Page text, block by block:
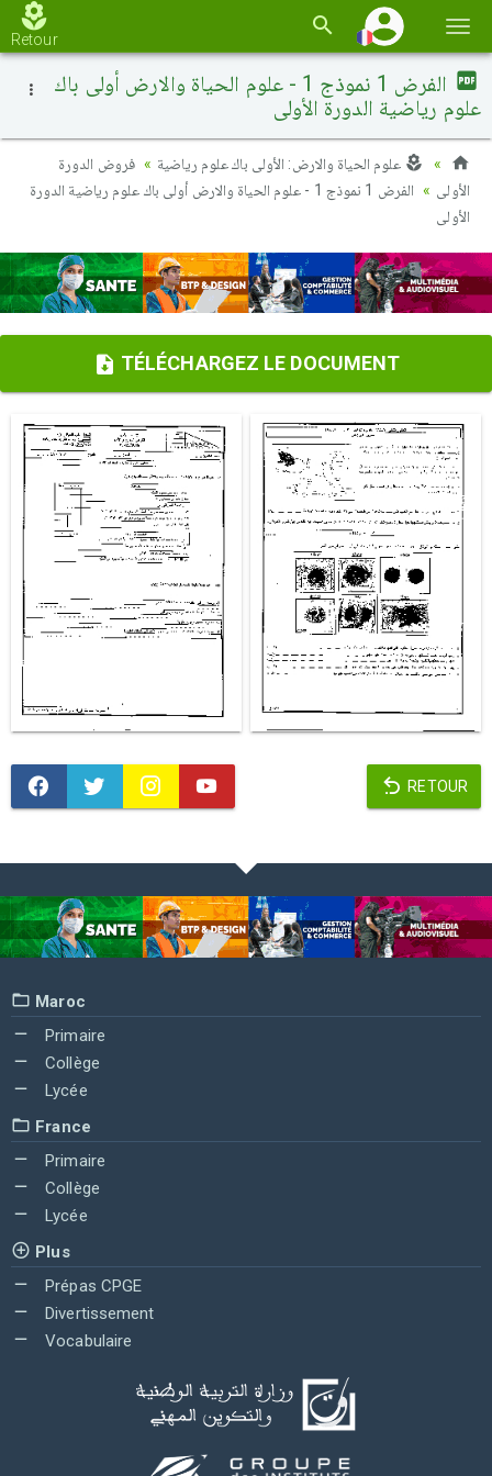
la
Retour
الفرض 1 نموذج 1 - علوم الحياة والارض أولى باك
علوم رياضية الدورة الأولى
علوم الحياة والارض: الأولى باك علوم رياضية
فروض الدورة
الأولى
الفرض 1 نموذج 1 - علوم الحياة والارض أولى باك علوم رياضية الدورة
الأولى
TÉLÉCHARGEZ LE DOCUMENT
RETOUR
Maroc
Primaire
Collège
Lycée
France
Primaire
Collège
Lycée
Plus
Prépas CPGE
Divertissement
Vocabulaire